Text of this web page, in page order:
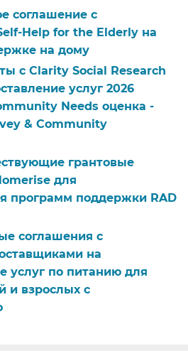
соглашение с
Help for the Elderly на
на дому​​
с Clarity Social Research
услуг 2026
Needs оценка -
& Community
грантовые
для
программ поддержки RAD​​
соглашения с
на
услуг по питанию для
и взрослых с